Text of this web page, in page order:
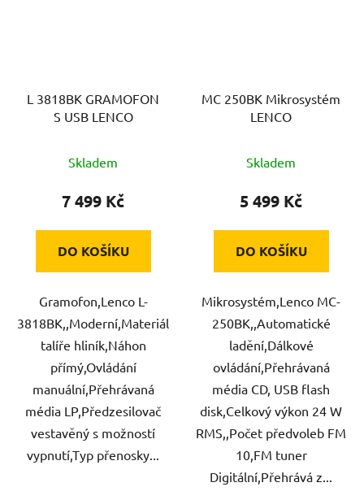
L 3818BK GRAMOFON
S USB LENCO
Skladem
7 499 Kč
DO KOŠÍKU
Gramofon,Lenco L-
3818BK,,Moderní,Materiál
talíře hliník,Náhon
přímý,Ovládání
manuální,Přehrávaná
média LP,Předzesilovač
vestavěný s možností
vypnutí,Typ přenosky...
MC 250BK Mikrosystém
LENCO
Skladem
5 499 Kč
DO KOŠÍKU
Mikrosystém,Lenco MC-
250BK,,Automatické
ladění,Dálkové
ovládání,Přehrávaná
média CD, USB flash
disk,Celkový výkon 24 W
RMS,,Počet předvoleb FM
10,FM tuner
Digitální,Přehrává z...